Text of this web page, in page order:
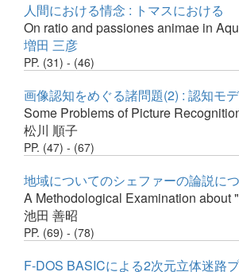
人間における情念 : トマスにおける
On ratio and passiones animae in
増田 三彦
PP. (31) - (46)
画像認知をめぐる諸問題(2) : 認知モ
Some Problems of Picture
松川 順子
PP. (47) - (67)
地域についてのシェファーの論説に
A Methodological Examination about
池田 善昭
PP. (69) - (78)
F-DOS BASICによる2次元立体迷路